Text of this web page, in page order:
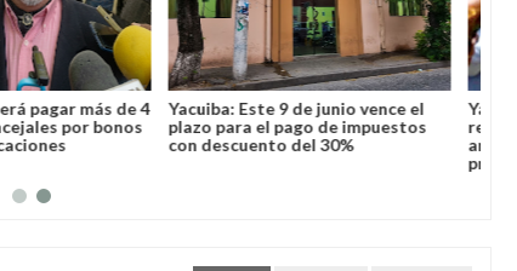
de junio vence el
de impuestos
del 30%
Yacuiba: Logran rescatar y
repatriar a una adolescente
argentina víctima de trata y